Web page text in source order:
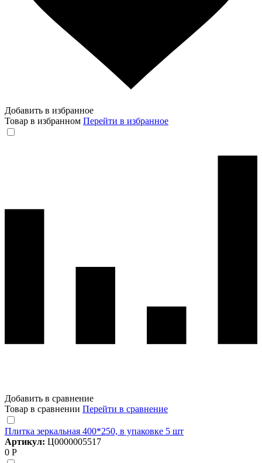
Добавить в избранное
Товар в избранном Перейти в избранное
Добавить в сравнение
Товар в сравнении Перейти в сравнение
Плитка зеркальная 400*250, в упаковке 5 шт
Артикул: Ц0000005517
0 Р